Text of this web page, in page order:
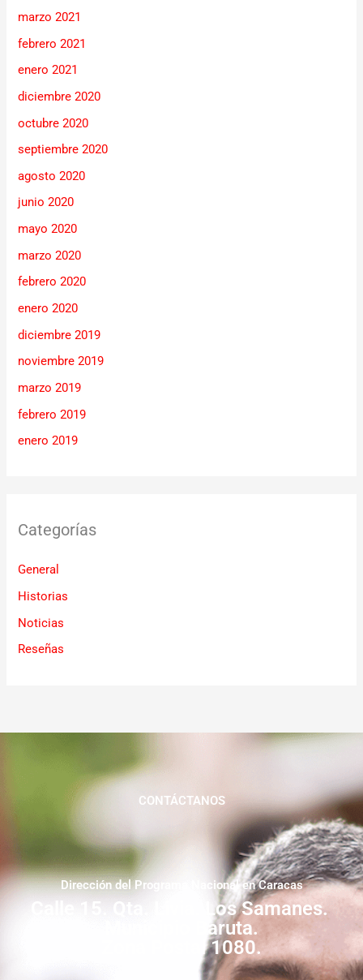
marzo 2021
febrero 2021
enero 2021
diciembre 2020
octubre 2020
septiembre 2020
agosto 2020
junio 2020
mayo 2020
marzo 2020
febrero 2020
enero 2020
diciembre 2019
noviembre 2019
marzo 2019
febrero 2019
enero 2019
Categorías
General
Historias
Noticias
Reseñas
CONTÁCTANOS
Dirección del Programa Nacional en Caracas
Calle 15. Qta. Livia. Los Samanes.
Municipio Baruta.
Zona Postal 1080.